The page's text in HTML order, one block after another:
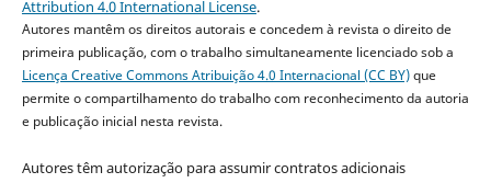
Attribution 4.0 International License.
Autores mantêm os direitos autorais e concedem à revista o direito de
primeira publicação, com o trabalho simultaneamente licenciado sob a
Licença Creative Commons Atribuição 4.0 Internacional (CC BY)que
permite o compartilhamento do trabalho com reconhecimento da autoria
e publicação inicial nesta revista.
Autores têm autorização para assumir contratos adicionais